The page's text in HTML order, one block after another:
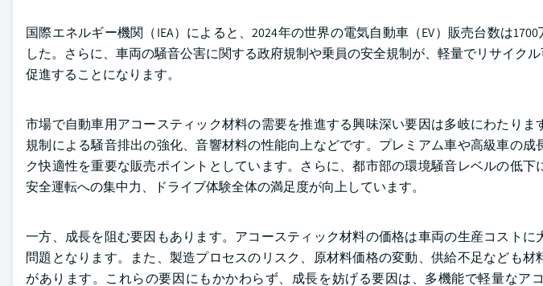
国際エネルギー機関（IEA）によると、2024年の世界の電気自動車（EV）販売台数は
した。さらに、車両の騒音公害に関する政府規制や乗員の安全規制が、軽量でリサイク
促進することになります。
市場で自動車用アコースティック材料の需要を推進する興味深い要因は多岐にわたりま
規制による騒音排出の強化、音響材料の性能向上などです。プレミアム車や高級車の
ク快適性を重要な販売ポイントとしています。さらに、都市部の環境騒音レベルの低下
安全運転への集中力、ドライブ体験全体の満足度が向上しています。
一方、成長を阻む要因もあります。アコースティック材料の価格は車両の生産コスト
問題となります。また、製造プロセスのリスク、原材料価格の変動、供給不足なども
があります。これらの要因にもかかわらず、成長を妨げる要因は、多機能で軽量なア